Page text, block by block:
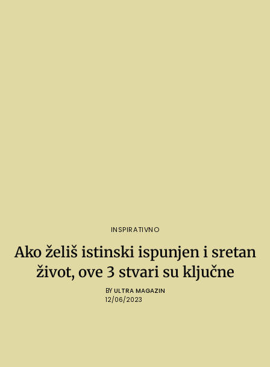
INSPIRATIVNO
Ako želiš istinski ispunjen i sretan
život, ove 3 stvari su ključne
BY ULTRA MAGAZIN
12/06/2023